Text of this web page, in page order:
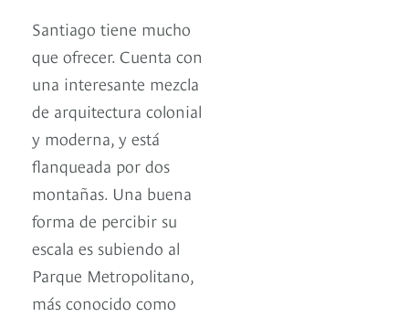
Santiago tiene mucho
que ofrecer. Cuenta con
una interesante mezcla
de arquitectura colonial
y moderna, y está
flanqueada por dos
montañas. Una buena
forma de percibir su
escala es subiendo al
Parque Metropolitano,
más conocido como